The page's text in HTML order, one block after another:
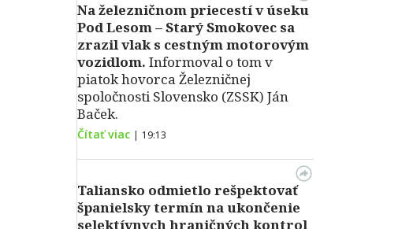
Na železničnom priecestí v úseku
Pod Lesom – Starý Smokovec sa
zrazil vlak s cestným motorovým
vozidlom. Informoval o tom v
piatok hovorca Železničnej
spoločnosti Slovensko (ZSSK) Ján
Baček.
Čítať viac | 19:13
Taliansko odmietlo rešpektovať
španielsky termín na ukončenie
selektívnych hraničných kontrol